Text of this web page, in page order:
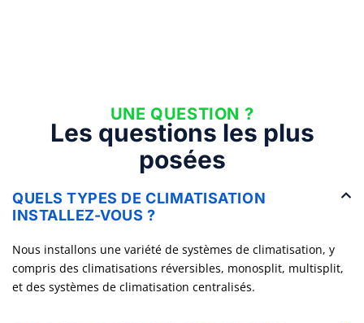
UNE QUESTION ?
Les questions les plus
posées
QUELS TYPES DE CLIMATISATION
INSTALLEZ-VOUS ?
Nous installons une variété de systèmes de climatisation, y
compris des climatisations réversibles, monosplit, multisplit,
et des systèmes de climatisation centralisés.